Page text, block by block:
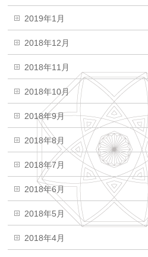
2019年1月
2018年12月
2018年11月
2018年10月
2018年9月
2018年8月
2018年7月
2018年6月
2018年5月
2018年4月